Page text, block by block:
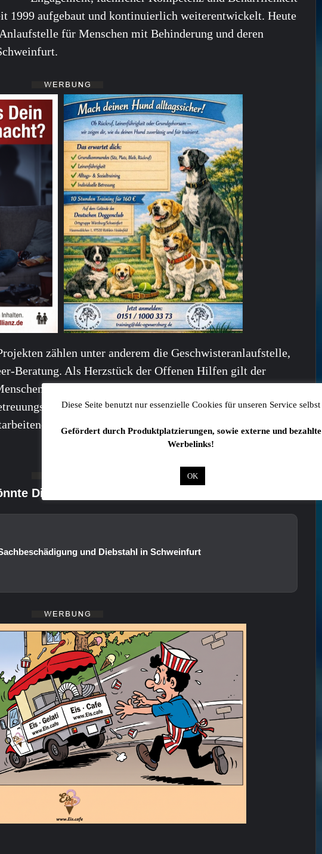
1999 aufgebaut und kontinuierlich weiterentwickelt. Heute
für Menschen mit Behinderung und deren
zählen unter anderem die Geschwisteranlaufstelle,
Beratung. Als Herzstück der Offenen Hilfen gilt der
mit Behinderung aller Altersgruppen und ihre
und Unterstützungsangeboten begleitet. Rund 200
engagieren sich derzeit für etwa 250 Nutzerinnen
Dich auch interessieren:
und Diebstahl in Schweinfurt
Diese Seite benutzt nur essenzielle Cookies für unseren Service selbst
Gefördert durch Produktplatzierungen, sowie externe und bezahlte
Werbelinks!
OK